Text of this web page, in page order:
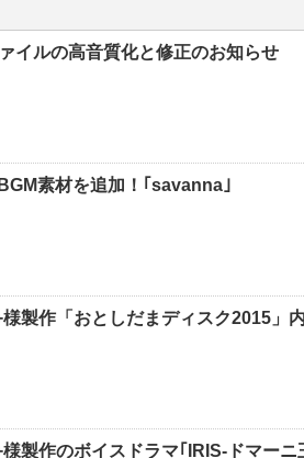
イルの高音質化と修正のお知らせ
素材を追加！｢savanna｣
製作「おとしだまディスク2015」
製作のボイスドラマ｢IRIS-ドマーニ